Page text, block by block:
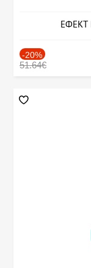
ЕФЕКТ
-20%
51.64€